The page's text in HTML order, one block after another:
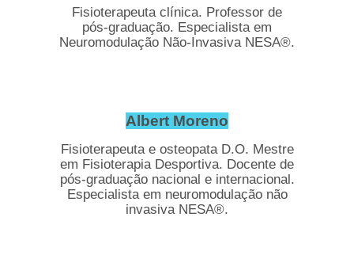
Fisioterapeuta clínica. Professor de
pós-graduação. Especialista em
Neuromodulação Não-Invasiva NESA®.
Albert Moreno
Fisioterapeuta e osteopata D.O. Mestre
em Fisioterapia Desportiva. Docente de
pós-graduação nacional e internacional.
Especialista em neuromodulação não
invasiva NESA®.